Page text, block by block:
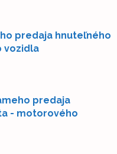
predaja hnuteľného
vozidla
predaja
- motorového